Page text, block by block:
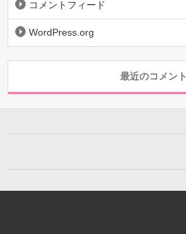
コメントフィード
WordPress.org
最近のコメント